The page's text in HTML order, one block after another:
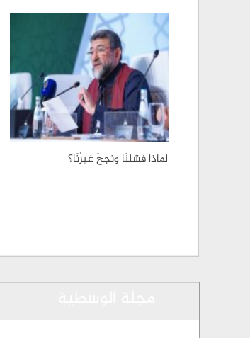
لماذا فشلنَا ونجحَ غيرُنَا؟